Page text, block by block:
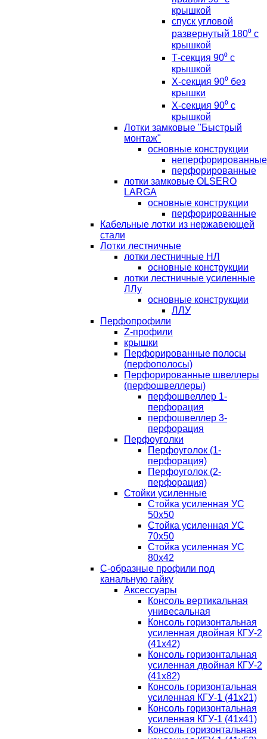
крышкой
спуск угловой
развернутый 180⁰ с
крышкой
Т-секция 90⁰ с
крышкой
Х-секция 90⁰ без
крышки
Х-секция 90⁰ с
крышкой
Лотки замковые "Быстрый
монтаж"
основные конструкции
неперфорированные
перфорированные
лотки замковые OLSERO
LARGA
основные конструкции
перфорированные
Кабельные лотки из нержавеющей
стали
Лотки лестничные
лотки лестничные НЛ
основные конструкции
лотки лестничные усиленные
ЛЛу
основные конструкции
ЛЛУ
Перфопрофили
Z-профили
крышки
Перфорированные полосы
(перфополосы)
Перфорированные швеллеры
(перфошвеллеры)
перфошвеллер 1-
перфорация
перфошвеллер 3-
перфорация
Перфоуголки
Перфоуголок (1-
перфорация)
Перфоуголок (2-
перфорация)
Стойки усиленные
Стойка усиленная УС
50х50
Стойка усиленная УС
70х50
Стойка усиленная УС
80х42
С-образные профили под
канальную гайку
Аксессуары
Консоль вертикальная
унивесальная
Консоль горизонтальная
усиленная двойная КГУ-2
(41х42)
Консоль горизонтальная
усиленная двойная КГУ-2
(41х82)
Консоль горизонтальная
усиленная КГУ-1 (41х21)
Консоль горизонтальная
усиленная КГУ-1 (41х41)
Консоль горизонтальная